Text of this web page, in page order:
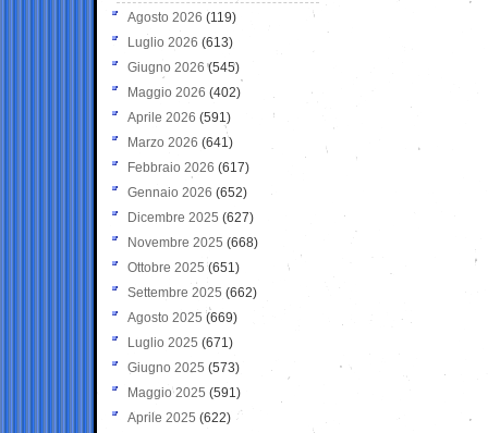
Agosto 2026 (119)
Luglio 2026 (613)
Giugno 2026 (545)
Maggio 2026 (402)
Aprile 2026 (591)
Marzo 2026 (641)
Febbraio 2026 (617)
Gennaio 2026 (652)
Dicembre 2025 (627)
Novembre 2025 (668)
Ottobre 2025 (651)
Settembre 2025 (662)
Agosto 2025 (669)
Luglio 2025 (671)
Giugno 2025 (573)
Maggio 2025 (591)
Aprile 2025 (622)